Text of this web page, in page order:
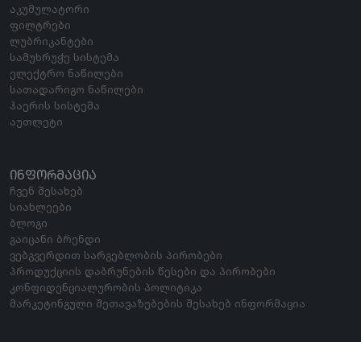
აკუმულატორი
ფილტრები
ლუბრიკანტები
სამუხრუჭე სისტემა
ელექტრო ნაწილები
სათადარიგო ნაწილები
ჰაერის სისტემა
აუთლეტი
ᲘᲜᲤᲝᲠᲛᲐᲪᲘᲐ
ჩვენ შესახებ
სიახლეები
ბლოგი
გაიცანი ბრენდი
ვებგვერდით სარგებლობის პირობები
პროდუქციის დაბრუნების წესები და პირობები
კონფიდენციალურობის პოლიტიკა
მარკეტინგული შეთავაზებების შესახებ ინფორმაცია